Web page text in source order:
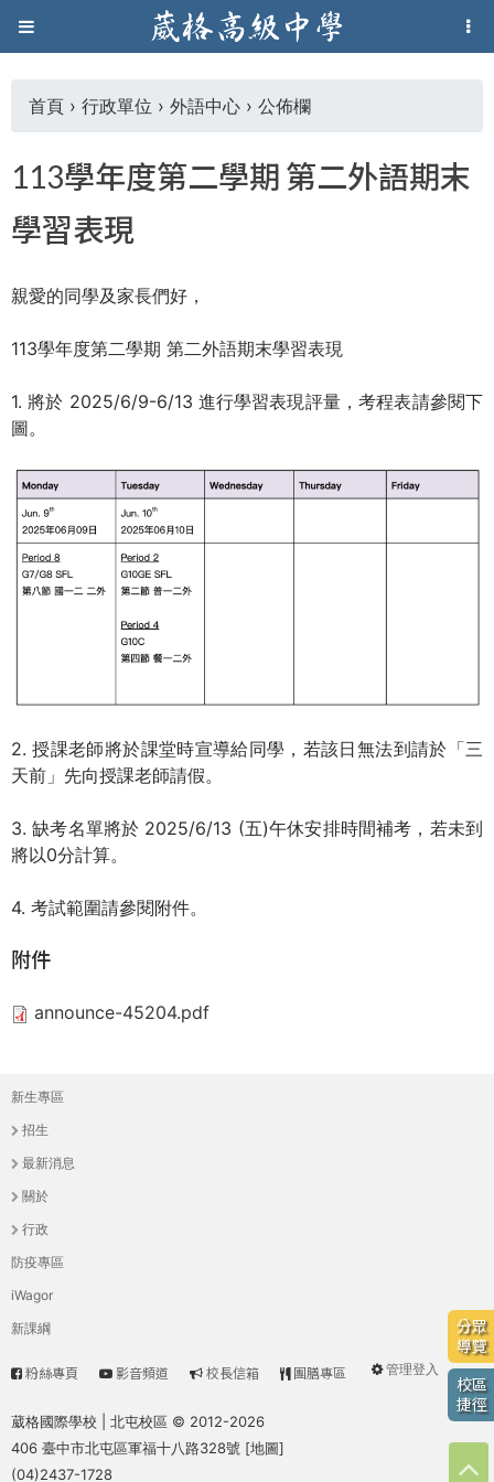
Jump to navigation
葳
格
高
級
格
國
葳
格。
際
動
力
世
界
民。
TODAY
WORLD
YOU
ON
PATH
TO
GLOBAL
CITIZENSHIP
在
這
裡
首頁 › 行政單位 › 外語中心 › 公佈欄
113學年度第二學期 第二外語期末
學習表現
親愛的同學及家長們好，
113學年度第二學期 第二外語期末學習表現
1. 將於 2025/6/9-6/13 進行學習表現評量，考程表請參閱下
圖。
2. 授課老師將於課堂時宣導給同學，若該日無法到請於「三
天前」先向授課老師請假。
3. 缺考名單將於 2025/6/13 (五)午休安排時間補考，若未到
將以0分計算。
4. 考試範圍請參閱附件。
附件
announce-45204.pdf
分眾
導覽
校區
捷徑
主
選
單
新生專區
招生
最新消息
關於
行政
防疫專區
iWagor
新課綱
User
管理登入
高
中
服
粉絲專頁 影音頻道 校長信箱 團膳專區
葳格國際學校 | 北屯校區 © 2012-2026
406 臺中市北屯區軍福十八路328號 [地圖]
(04)2437-1728